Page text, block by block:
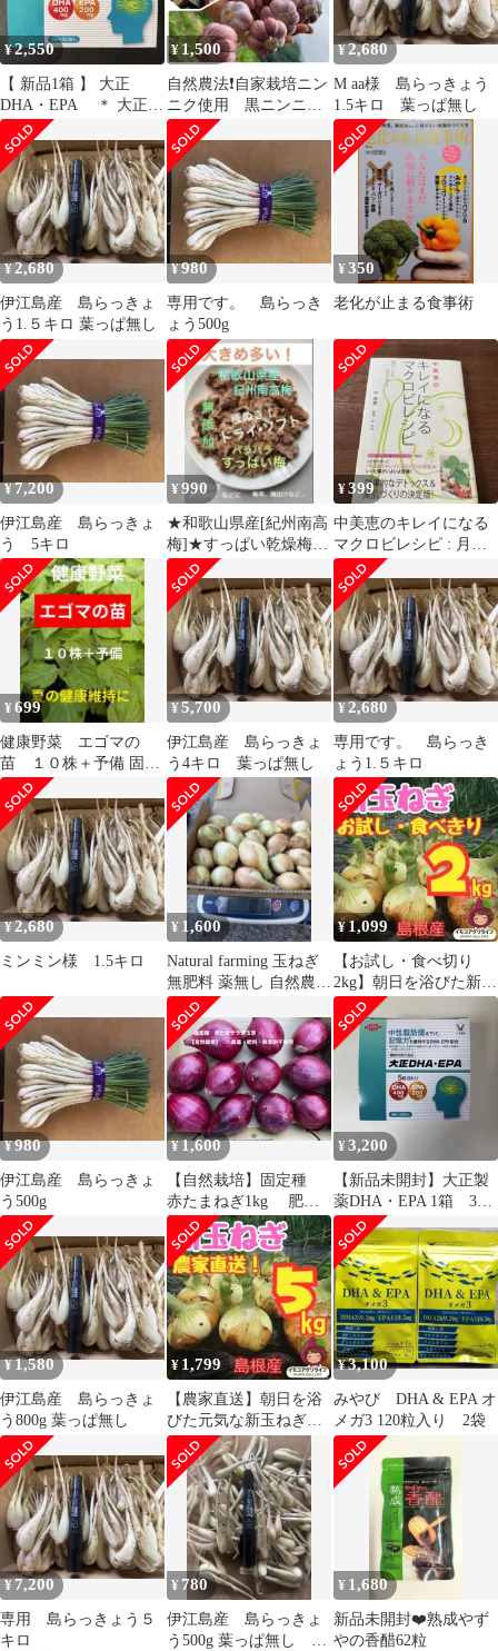
¥2,550
【 新品1箱 】 大正
DHA・EPA ＊ 大正製
薬 ＊
¥ 1,500
自然農法❗️自家栽培ニン
ニク使用 黒ニンニ
ク とろける 甘酸っ
ぱい 300g
¥2,680
M aa様 島らっきょう
1.5キロ 葉っぱ無し
¥2,680
伊江島産 島らっきょ
う1.５キロ 葉っぱ無し
¥980
専用です。 島らっき
ょう500g
¥350
老化が止まる食事術
¥7,200
伊江島産 島らっきょ
う 5キロ
¥990
★和歌山県産[紀州南高
梅]★すっぱい乾燥梅‼️
無添加‼️梅茶‼️ 300g‼️
¥399
中美恵のキレイになる
マクロビレシピ : 月の
リズムに合わせた食べ
方
¥699
健康野菜 エゴマの
苗 １０株＋予備 固定
種
¥5,700
伊江島産 島らっきょ
う4キロ 葉っぱ無し
¥2,680
専用です。 島らっき
ょう1.５キロ
¥2,680
ミンミン様 1.5キロ
¥ 1,600
Natural farming 玉ねぎ
無肥料 薬無し 自然農法
七田式 食育
¥1,099
【お試し・食べ切り
2kg】朝日を浴びた新鮮
新玉ねぎ！冷蔵庫にス
ッキリ
¥980
伊江島産 島らっきょ
う500g
¥1,600
【自然栽培】固定種
赤たまねぎ1kg 肥
料 農薬、除草剤不使
用 種子消毒なし
¥3,200
【新品未開封】大正製
薬DHA・EPA 1箱 30
袋
¥1,580
伊江島産 島らっきょ
う800g 葉っぱ無し
¥ 1,799
【農家直送】朝日を浴
びた元気な新玉ねぎ！
たっぷり5kg（80サイ
ズ）
¥3,100
みやび DHA & EPA オ
メガ3 120粒入り 2袋
¥7,200
専用 島らっきょう５
キロ
¥ 780
伊江島産 島らっきょ
う500g 葉っぱ無し 細
¥ 1,680
新品未開封❤️熟成やず
やの香醋62粒